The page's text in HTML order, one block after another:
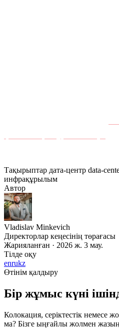
Тақырыптар дата-центр data-
инфрақұрылым
Автор
Vladislav Minkevich
Директорлар кеңесінің төрағасы
Жарияланған · 2026 ж. 3 мау.
Тілде оқу
enrukz
Өтінім қалдыру
Бір жұмыс күні
Колокация, серіктестік немесе
ма? Бізге ыңғайлы жолмен